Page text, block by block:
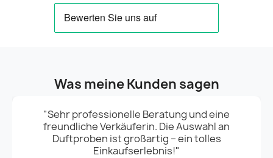
Was meine Kunden sagen
"Sehr professionelle Beratung und eine
freundliche Verkäuferin. Die Auswahl an
Duftproben ist großartig – ein tolles
Einkaufserlebnis!"